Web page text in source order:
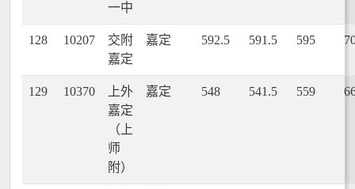
一中
128 10207
交附
嘉定
嘉定 592.5 591.5 595
129 10370
上外
嘉定
（上
师
附）
嘉定 548 541.5 559